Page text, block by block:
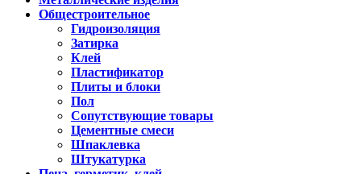
Общестроительное
Гидроизоляция
Затирка
Клей
Пластификатор
Плиты и блоки
Пол
Сопутствующие товары
Цементные смеси
Шпаклевка
Штукатурка